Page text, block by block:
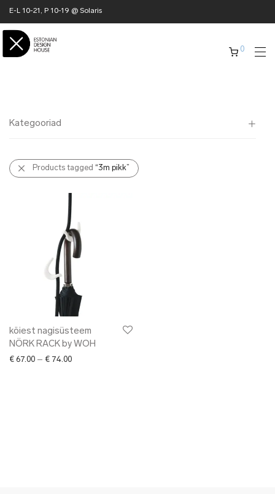
E-L 10-21, P 10-19 @ Solaris
0
Kategooriad
Kõik
✖ KODU
✖ AKSESSUAARID
✖ ONLY @ EDH
✖ LÕPUMÜÜK
✖ DISAINERID
Products tagged “3m pikk”
köiest nagisüsteem
NÖRK RACK by WOH
€ 67.00 – € 74.00Price range: € 67.00 through € 74.00